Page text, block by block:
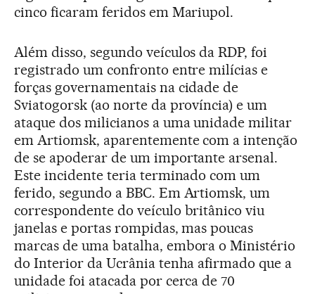
cinco ficaram feridos em Mariupol.
Além disso, segundo veículos da RDP, foi
registrado um confronto entre milícias e
forças governamentais na cidade de
Sviatogorsk (ao norte da província) e um
ataque dos milicianos a uma unidade militar
em Artiomsk, aparentemente com a intenção
de se apoderar de um importante arsenal.
Este incidente teria terminado com um
ferido, segundo a BBC. Em Artiomsk, um
correspondente do veículo britânico viu
janelas e portas rompidas, mas poucas
marcas de uma batalha, embora o Ministério
do Interior da Ucrânia tenha afirmado que a
unidade foi atacada por cerca de 70